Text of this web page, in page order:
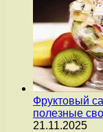
Фруктовый
полезные
21.11.2025